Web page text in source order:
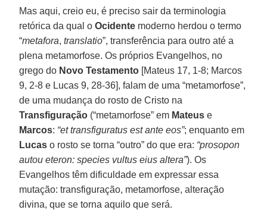
Mas aqui, creio eu, é preciso sair da terminologia
retórica da qual oOcidente moderno herdou o termo
“metafora,translatio”, transferência para outro até a
plena metamorfose. Os próprios Evangelhos, no
grego do Novo Testamento [Mateus 17, 1-8; Marcos
9, 2-8 e Lucas 9, 28-36], falam de uma “metamorfose”,
de uma mudança do rosto de Cristo na
Transfiguração (“metamorfose” em Mateus e
Marcos: “et transfiguratus est ante eos”; enquanto em
Lucas o rosto se torna “outro” do que era: “prosopon
autou eteron: species vultus eius altera”). Os
Evangelhos têm dificuldade em expressar essa
mutação: transfiguração, metamorfose, alteração
divina, que se torna aquilo que será.